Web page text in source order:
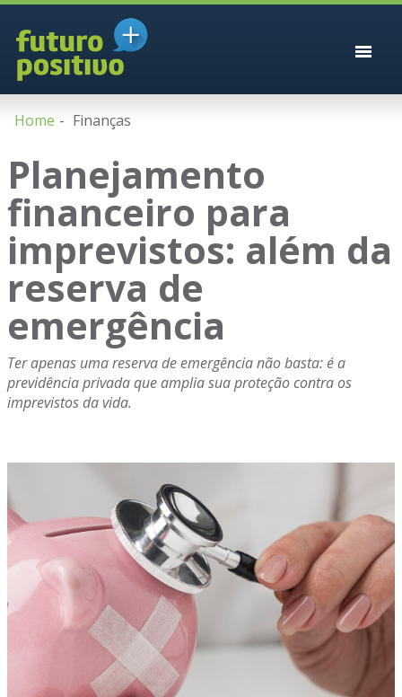
Home Finanças
Planejamento
financeiro para
imprevistos: além da
reserva de
emergência
Ter apenas uma reserva de emergência não basta: é a
previdência privada que amplia sua proteção contra os
imprevistos da vida.